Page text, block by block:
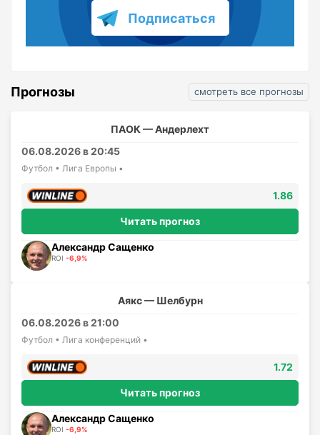
Подписаться
Прогнозы смотреть все прогнозы
ПАОК — Андерлехт
06.08.2026 в 20:45
Футбол • Лига Европы •
1.86
Читать прогноз
Александр Сащенко
ROI -6,9%
Аякс — Шелбурн
06.08.2026 в 21:00
Футбол • Лига конференций •
1.72
Читать прогноз
Александр Сащенко
ROI -6,9%